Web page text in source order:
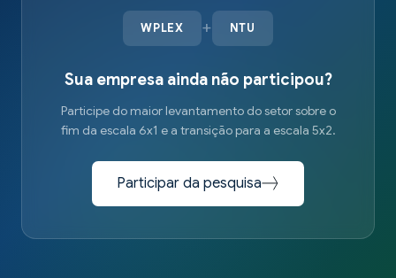
WPLEX + NTU
Sua empresa ainda não participou?
Participe do maior levantamento do setor sobre o
fim da escala 6x1 e a transição para a escala 5x2.
Participar da pesquisa